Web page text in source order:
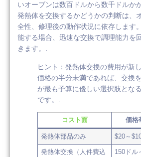
いオーブンは数百ドルから数千ドルか
発熱体を交換するかどうかの判断は、
全性、修理後の動作状況に依存します
能する場合、迅速な交換で調理能力を
きます。.
ヒント：発熱体交換の費用が新
価格の半分未満であれば、交換
が最も予算に優しい選択肢とな
です。.
コスト面 価格
発熱体部品のみ $20～
発熱体交換（人件費込
150ドル